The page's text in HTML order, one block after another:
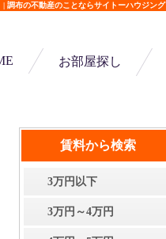
| 調布の不動産のことならサイトーハウジング
お部屋探し
賃料から検索
3万円以下
3万円～4万円